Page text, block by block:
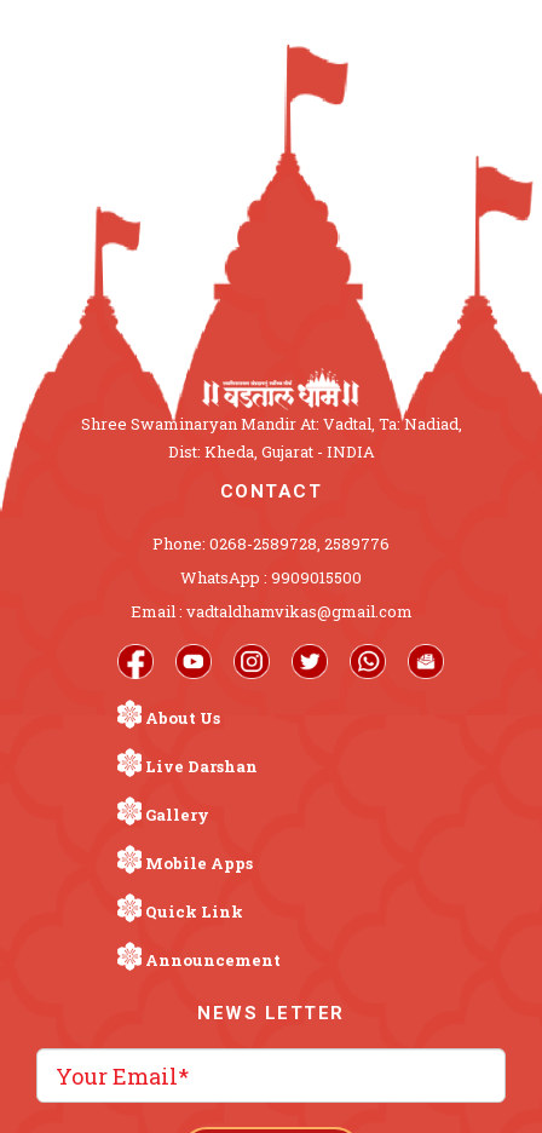
Shree Swaminaryan Mandir At: Vadtal, Ta: Nadiad,
Dist: Kheda, Gujarat - INDIA
CONTACT
Phone: 0268-2589728, 2589776
WhatsApp : 9909015500
Email : vadtaldhamvikas@gmail.com
About Us
Live Darshan
Gallery
Mobile Apps
Quick Link
Announcement
NEWS LETTER